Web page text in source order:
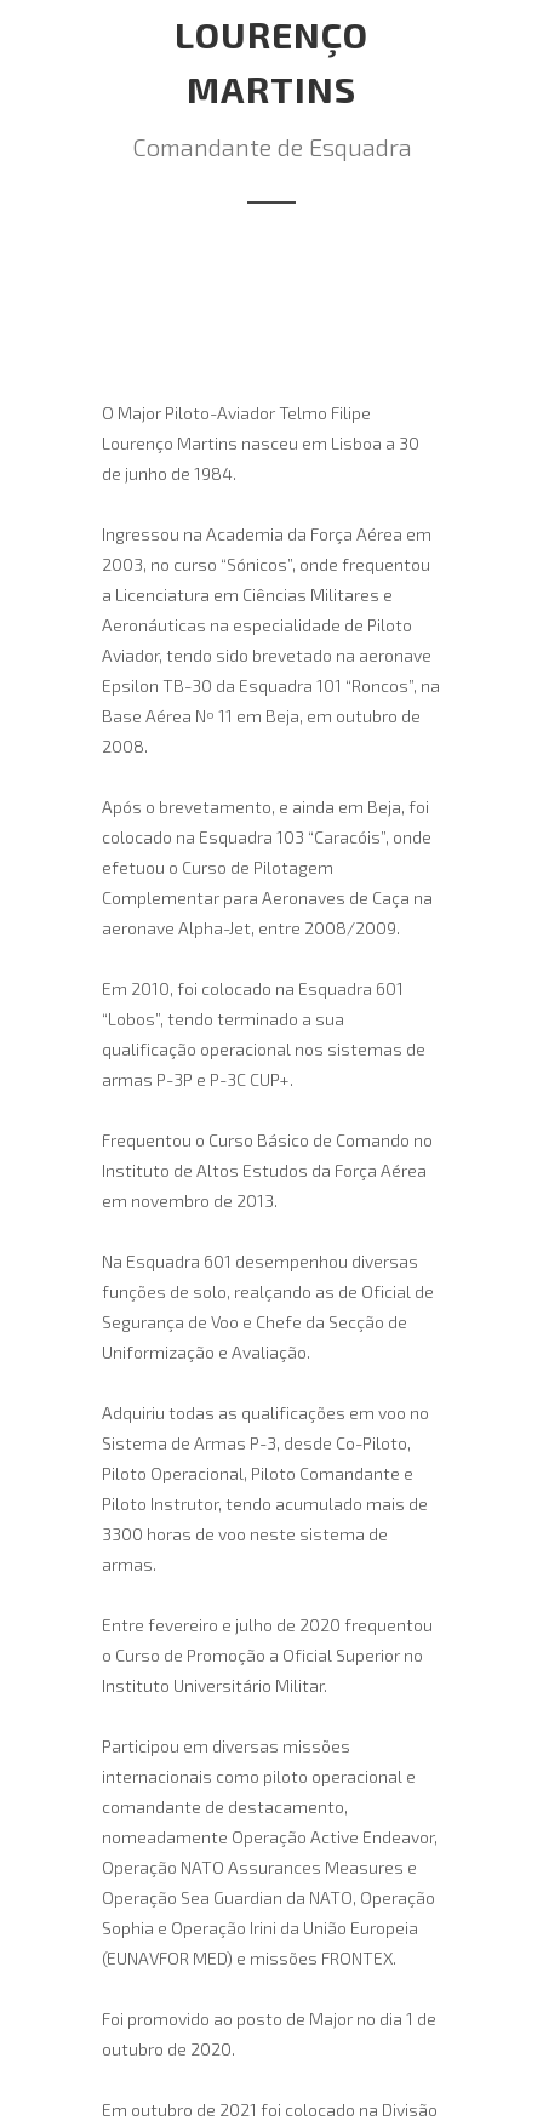
LOURENÇO
MARTINS
Comandante de Esquadra
O Major Piloto-Aviador Telmo Filipe
Lourenço Martins nasceu em Lisboa a 30
de junho de 1984.
Ingressou na Academia da Força Aérea em
2003, no curso “Sónicos”, onde frequentou
a Licenciatura em Ciências Militares e
Aeronáuticas na especialidade de Piloto
Aviador, tendo sido brevetado na aeronave
Epsilon TB-30 da Esquadra 101 “Roncos”, na
Base Aérea Nº 11 em Beja, em outubro de
2008.
Após o brevetamento, e ainda em Beja, foi
colocado na Esquadra 103 “Caracóis”, onde
efetuou o Curso de Pilotagem
Complementar para Aeronaves de Caça na
aeronave Alpha-Jet, entre 2008/2009.
Em 2010, foi colocado na Esquadra 601
“Lobos”, tendo terminado a sua
qualificação operacional nos sistemas de
armas P-3P e P-3C CUP+.
Frequentou o Curso Básico de Comando no
Instituto de Altos Estudos da Força Aérea
em novembro de 2013.
Na Esquadra 601 desempenhou diversas
funções de solo, realçando as de Oficial de
Segurança de Voo e Chefe da Secção de
Uniformização e Avaliação.
Adquiriu todas as qualificações em voo no
Sistema de Armas P-3, desde Co-Piloto,
Piloto Operacional, Piloto Comandante e
Piloto Instrutor, tendo acumulado mais de
3300 horas de voo neste sistema de
armas.
Entre fevereiro e julho de 2020 frequentou
o Curso de Promoção a Oficial Superior no
Instituto Universitário Militar.
Participou em diversas missões
internacionais como piloto operacional e
comandante de destacamento,
nomeadamente Operação Active Endeavor,
Operação NATO Assurances Measures e
Operação Sea Guardian da NATO, Operação
Sophia e Operação Irini da União Europeia
(EUNAVFOR MED) e missões FRONTEX.
Foi promovido ao posto de Major no dia 1 de
outubro de 2020.
Em outubro de 2021 foi colocado na Divisão